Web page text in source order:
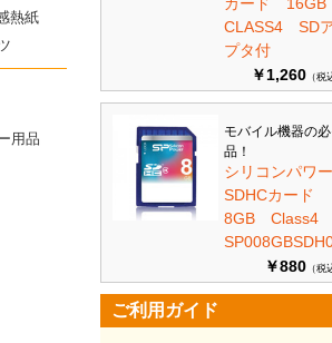
熱紙
用品
CLASS4 SD
プタ付
￥1,260 （税
モバイル機器の
品！
シリコンパ
SDHCカード
8GB
￥880 （税
ご利用ガイド